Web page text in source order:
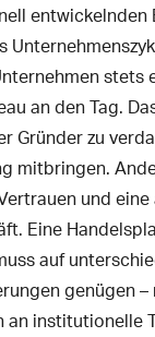
entwickelnden
stets
an den Tag.
Gründer zu
mitbringen.
und
Eine
auf
genügen
an institutionelle